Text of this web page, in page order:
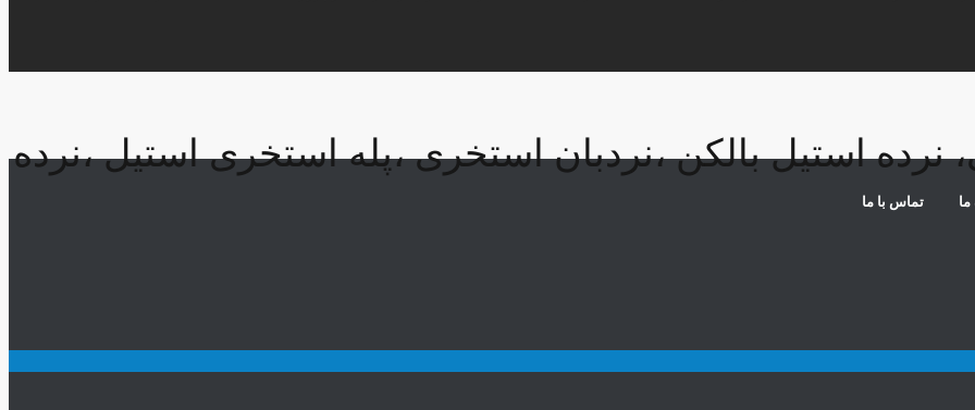
نرده استیل بالکن ،نردبان استخری ،پله استخری استیل ،نرده
ما تماس با ما